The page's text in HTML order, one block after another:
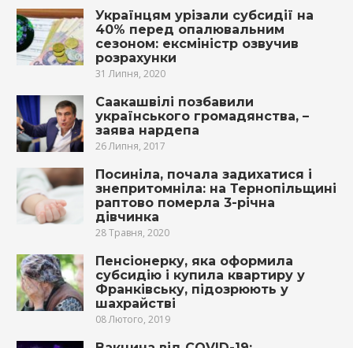
Українцям урізали субсидії на
40% перед опалювальним
сезоном: ексміністр озвучив
розрахунки
31 Липня, 2020
Саакашвілі позбавили
українського громадянства, –
заява нардепа
26 Липня, 2017
Посиніла, почала задихатися і
знепритомніла: на Тернопільщині
раптово померла 3-річна
дівчинка
28 Травня, 2020
Пенсіонерку, яка оформила
субсидію і купила квартиру у
Франківську, підозрюють у
шахрайстві
08 Лютого, 2019